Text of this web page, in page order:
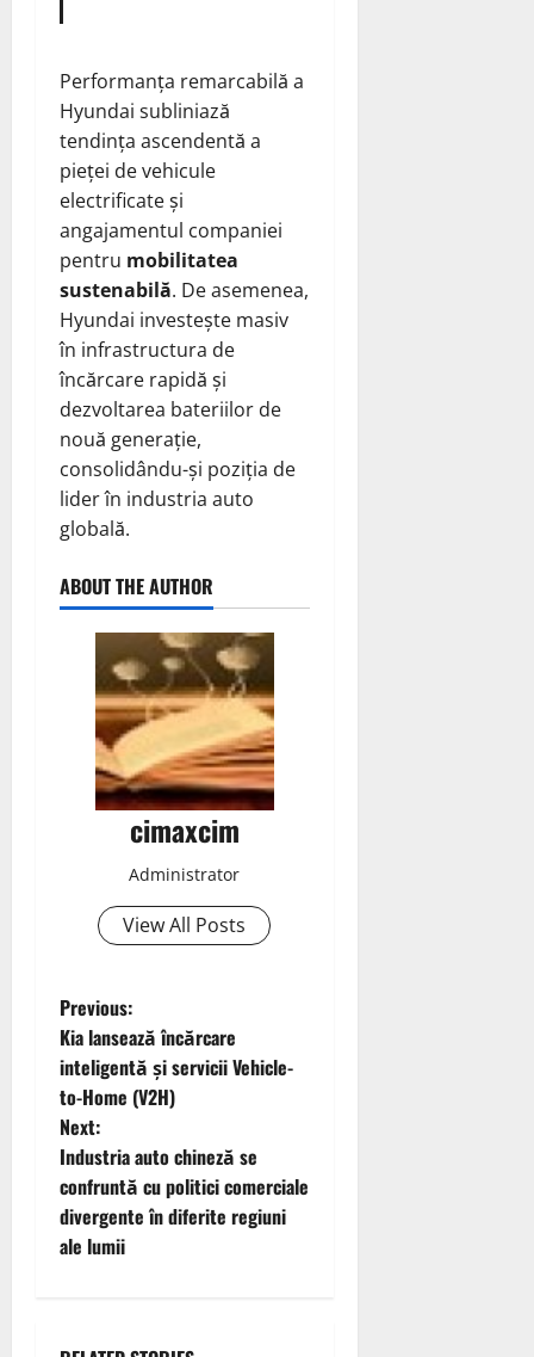
Performanța remarcabilă a
Hyundai subliniază
tendința ascendentă a
pieței de vehicule
electrificate și
angajamentul companiei
pentru mobilitatea
sustenabilă. De asemenea,
Hyundai investește masiv
în infrastructura de
încărcare rapidă și
dezvoltarea bateriilor de
nouă generație,
consolidându-și poziția de
lider în industria auto
globală.
ABOUT THE AUTHOR
cimaxcim
Administrator
View All Posts
P
o
s
t
n
a
Previous:
Kia lansează încărcare
inteligentă și servicii Vehicle-
to-Home (V2H)
Next:
Industria auto chineză se
confruntă cu politici comerciale
divergente în diferite regiuni
ale lumii